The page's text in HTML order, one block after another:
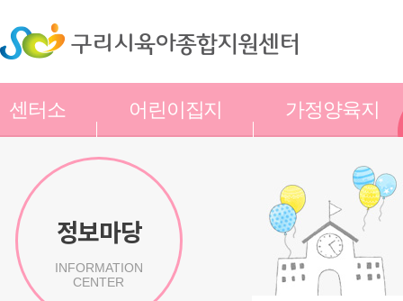
센터소
어린이집지
가정양육지
정보마당
INFORMATION
CENTER